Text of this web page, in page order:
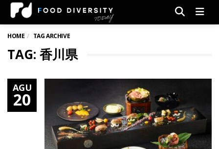
HOME TAG ARCHIVE
TAG: 香川県
AGU
20